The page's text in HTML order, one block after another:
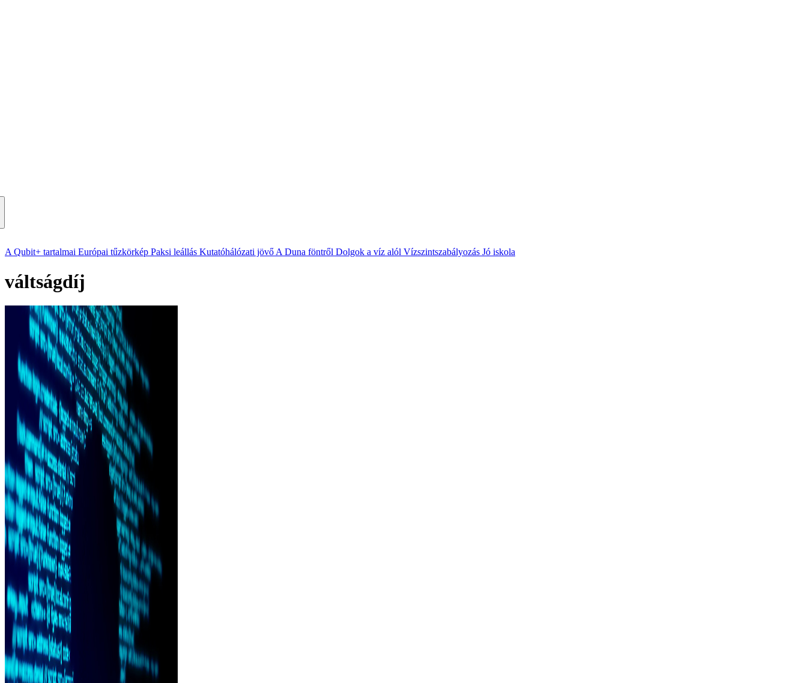
A Qubit+ tartalmai Európai tűzkörkép Paksi leállás Kutatóhálózati jövő A Duna föntről Dolgok a víz alól Vízszintszabályozás Jó iskola
váltságdíj